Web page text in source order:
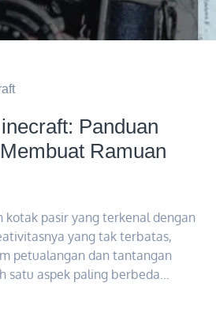
Panduan
Ramuan
kotak pasir yang terkenal dengan
yang tak terbatas,
petualangan dan tantangan
satu aspek paling berbeda…